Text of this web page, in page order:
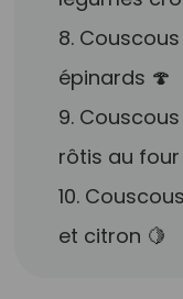
8.
épinards 🍄
9.
rôtis au four
10.
et citron 🍋